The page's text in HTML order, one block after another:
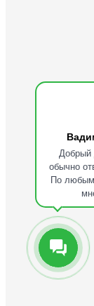
Добрый
обычно
По